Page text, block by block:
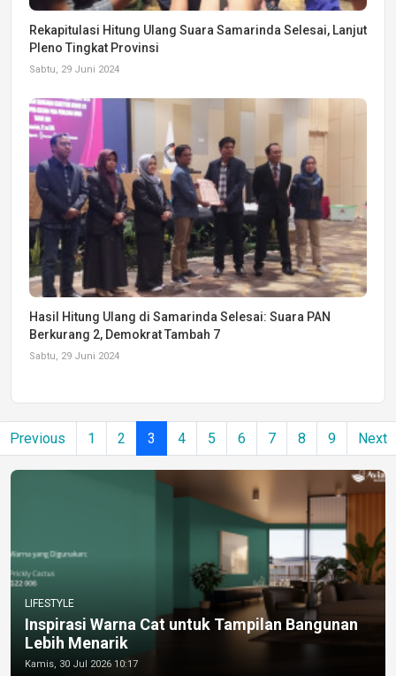
Rekapitulasi Hitung Ulang Suara Samarinda Selesai, Lanjut
Pleno Tingkat Provinsi
Sabtu, 29 Juni 2024
Hasil Hitung Ulang di Samarinda Selesai: Suara PAN
Berkurang 2, Demokrat Tambah 7
Sabtu, 29 Juni 2024
Previous 1 2 3 4 5 6 7 8 9 Next
LIFESTYLE
Inspirasi Warna Cat untuk Tampilan Bangunan
Lebih Menarik
Kamis, 30 Jul 2026 10:17